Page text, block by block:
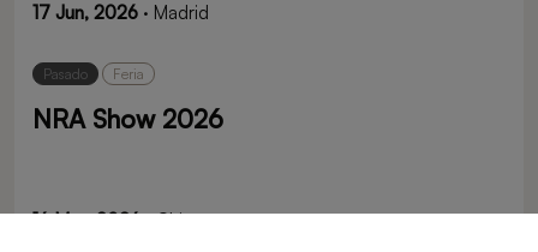
17 Jun, 2026 · Madrid
Pasado Feria
NRA Show 2026
16 May, 2026· Chicago